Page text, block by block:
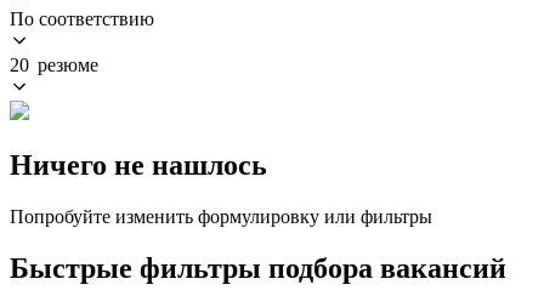
По соответствию
20 резюме
Ничего не нашлось
Попробуйте изменить формулировку или фильтры
Быстрые фильтры подбора вакансий